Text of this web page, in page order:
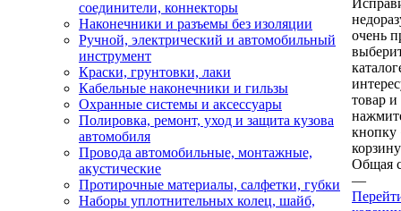
соединители, коннекторы
Наконечники и разъемы без изоляции
Ручной, электрический и автомобильный
инструмент
Краски, грунтовки, лаки
Кабельные наконечники и гильзы
Охранные системы и аксессуары
Полировка, ремонт, уход и защита кузова
автомобиля
Провода автомобильные, монтажные,
акустические
Протирочные материалы, салфетки, губки
Наборы уплотнительных колец, шайб,
очень
товар и
кнопку
Общая
—